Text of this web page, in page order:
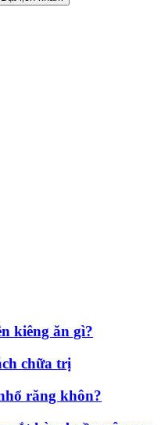
kiêng ăn gì?
chữa trị
răng khôn?